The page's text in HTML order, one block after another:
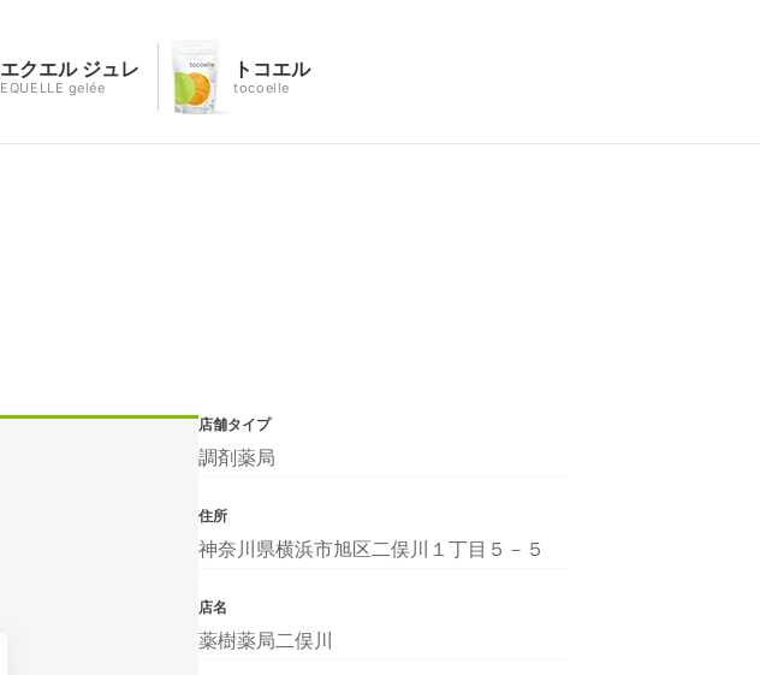
エクエル ジュレ
EQUELLE gelée
トコエル
tocoelle
店舗タイプ
調剤薬局
住所
神奈川県横浜市旭区二俣川１丁目５－５
店名
薬樹薬局二俣川